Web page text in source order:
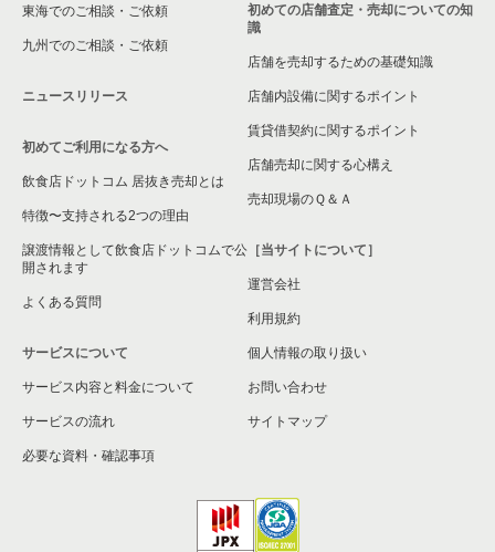
東海でのご相談・ご依頼
九州でのご相談・ご依頼
ニュースリリース
初めてご利用になる方へ
飲食店ドットコム 居抜き売却とは
特徴〜支持される2つの理由
譲渡情報として飲食店ドットコムで公
開されます
よくある質問
サービスについて
サービス内容と料金について
サービスの流れ
必要な資料・確認事項
初めての店舗査定・売却についての知
識
店舗を売却するための基礎知識
店舗内設備に関するポイント
賃貸借契約に関するポイント
店舗売却に関する心構え
売却現場のＱ＆Ａ
［当サイトについて］
運営会社
利用規約
個人情報の取り扱い
お問い合わせ
サイトマップ